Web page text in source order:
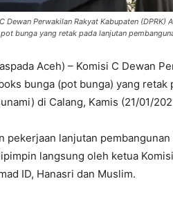
Dewan Perwakilan Rakyat Kabupaten
bunga yang retak pada lanjutan
Aceh) – Komisi C Dewan
bunga (pot bunga) yang
di Calang, Kamis (21/01/
pekerjaan lanjutan
langsung oleh ketua
ID, Hanasri dan Muslim.